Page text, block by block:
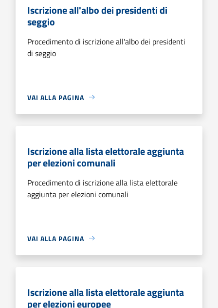
Iscrizione all'albo dei presidenti di
seggio
Procedimento di iscrizione all'albo dei presidenti
di seggio
VAI ALLA PAGINA
Iscrizione alla lista elettorale aggiunta
per elezioni comunali
Procedimento di iscrizione alla lista elettorale
aggiunta per elezioni comunali
VAI ALLA PAGINA
Iscrizione alla lista elettorale aggiunta
per elezioni europee